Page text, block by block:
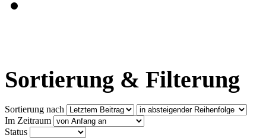
Sortierung & Filterung
Sortierung nach
Im Zeitraum
Status